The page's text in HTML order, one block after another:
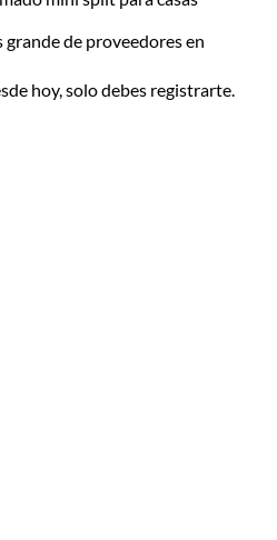
grande de proveedores en
hoy, solo debes registrarte.